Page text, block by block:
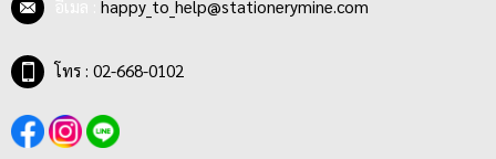
happy_to_help@stationerymine.com
โทร : 02-668-0102